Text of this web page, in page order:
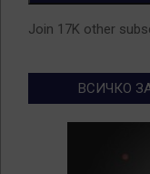
Join 17K other
ВСИЧКО